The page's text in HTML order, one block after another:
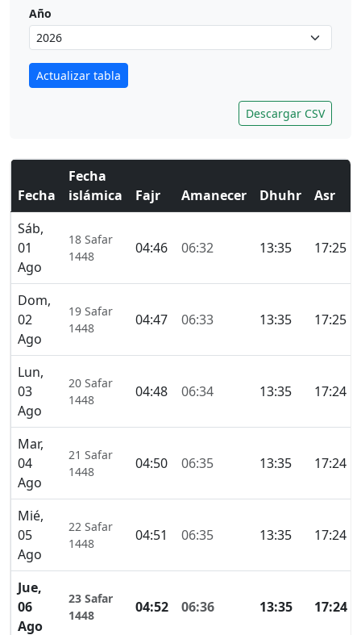
Año
Actualizar tabla
Descargar CSV
Fecha
Fecha
islámica
Fajr Amanecer Dhuhr Asr
Sáb,
01
Ago
18 Safar
1448
04:46 06:32 13:35 17:25
Dom,
02
Ago
19 Safar
1448
04:47 06:33 13:35 17:25
Lun,
03
Ago
20 Safar
1448
04:48 06:34 13:35 17:24
Mar,
04
Ago
21 Safar
1448
04:50 06:35 13:35 17:24
Mié,
05
Ago
22 Safar
1448
04:51 06:35 13:35 17:24
Jue,
06
Ago
23 Safar
1448
04:52 06:36 13:35 17:24